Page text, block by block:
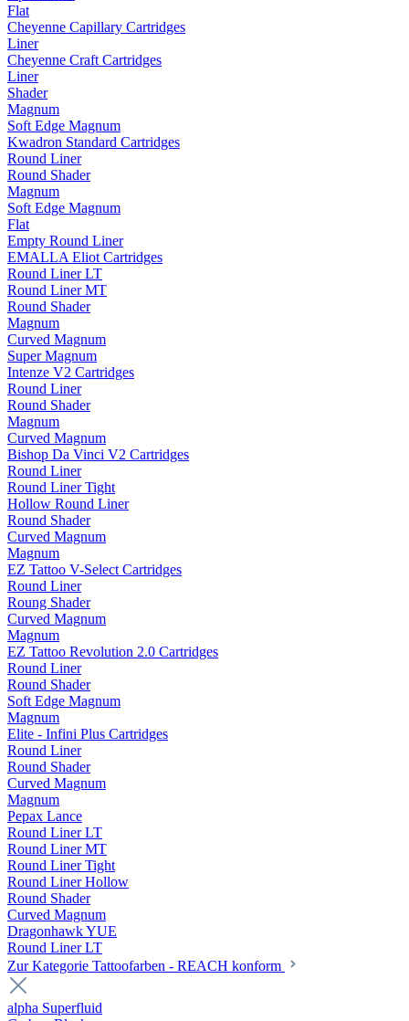
Flat
Cheyenne Capillary Cartridges
Liner
Cheyenne Craft Cartridges
Liner
Shader
Magnum
Soft Edge Magnum
Kwadron Standard Cartridges
Round Liner
Round Shader
Magnum
Soft Edge Magnum
Flat
Empty Round Liner
EMALLA Eliot Cartridges
Round Liner LT
Round Liner MT
Round Shader
Magnum
Curved Magnum
Super Magnum
Intenze V2 Cartridges
Round Liner
Round Shader
Magnum
Curved Magnum
Bishop Da Vinci V2 Cartridges
Round Liner
Round Liner Tight
Hollow Round Liner
Round Shader
Curved Magnum
Magnum
EZ Tattoo V-Select Cartridges
Round Liner
Roung Shader
Curved Magnum
Magnum
EZ Tattoo Revolution 2.0 Cartridges
Round Liner
Round Shader
Soft Edge Magnum
Magnum
Elite - Infini Plus Cartridges
Round Liner
Round Shader
Curved Magnum
Magnum
Pepax Lance
Round Liner LT
Round Liner MT
Round Liner Tight
Round Liner Hollow
Round Shader
Curved Magnum
Dragonhawk YUE
Round Liner LT
Zur Kategorie Tattoofarben - REACH konform
alpha Superfluid